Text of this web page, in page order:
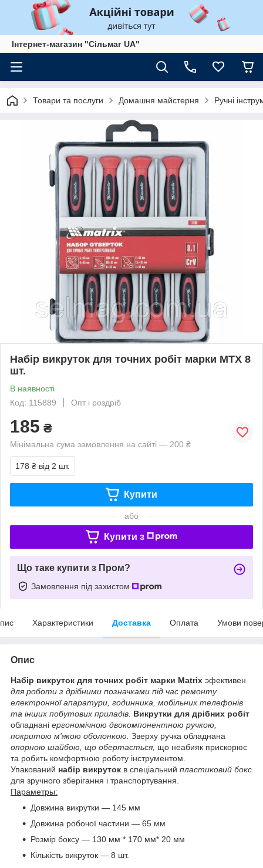
Інтернет-магазин "Сільмаг UA"
Товари та послуги Домашня майстерня Ручні
Набір викруток для точних робіт марки MTX 8
шт.
В наявності
Код: 115889
Опт і роздріб
185 ₴
Мінімальна сума замовлення на сайті — 200 ₴
178 ₴ від 2 шт.
Купити
або
Купити з
Що таке купити з Пром?
Замовлення під захистом
Характеристики Доставка Оплата Умови
Опис
Набір викруток для точних робіт марки Matrix эфективен
для роботи з дрібними позначками під час ремонту
електронної апаратури, годинника, мобільних телефонів
та інших побутових приладів. Викрутки для дрібних робіт
обладнані ергономічною двокомпонентною ручкою,
покритою м'якою оболонкою. Зверху ручка обладнана
опорною шайбою, що обертається, що неабияк прискорює
та робить комфортною роботу інструментом.
Упакований набір викруток в спеціальний пластиковий бокс
для зручного зберігання і транспортування.
Параметры:
Довжина викрутки — 145 мм
Довжина робочої частини — 65 мм
Розмір боксу — 130 мм * 170 мм* 20 мм
Кількість викруток — 8 шт.